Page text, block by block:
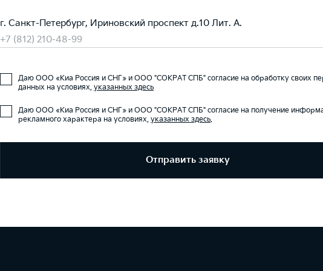
г. Санкт-Петербург, Ириновский проспект д.10 Лит. А.
+7 (812) 210-48-99
Даю ООО «Киа Россия и СНГ» и ООО "СОКРАТ СПБ" согласие на обработку своих
данных на условиях, указанных здесь
Даю ООО «Киа Россия и СНГ» и ООО "СОКРАТ СПБ" согласие на получение
рекламного характера на условиях, указанных здесь.
Отправить заявку